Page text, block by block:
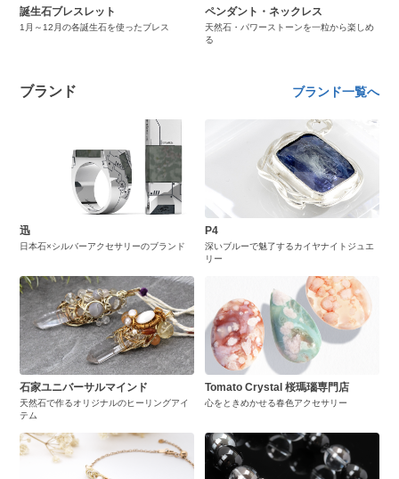
誕生石ブレスレット
1月～12月の各誕生石を使ったブレス
ペンダント・ネックレス
天然石・パワーストーンを一粒から楽しめ
る
ブランド ブランド一覧へ
迅
日本石×シルバーアクセサリーのブランド
P4
深いブルーで魅了するカイヤナイトジュエ
リー
石家ユニバーサルマインド
天然石で作るオリジナルのヒーリングアイ
テム
Tomato Crystal 桜瑪瑙専門店
心をときめかせる春色アクセサリー